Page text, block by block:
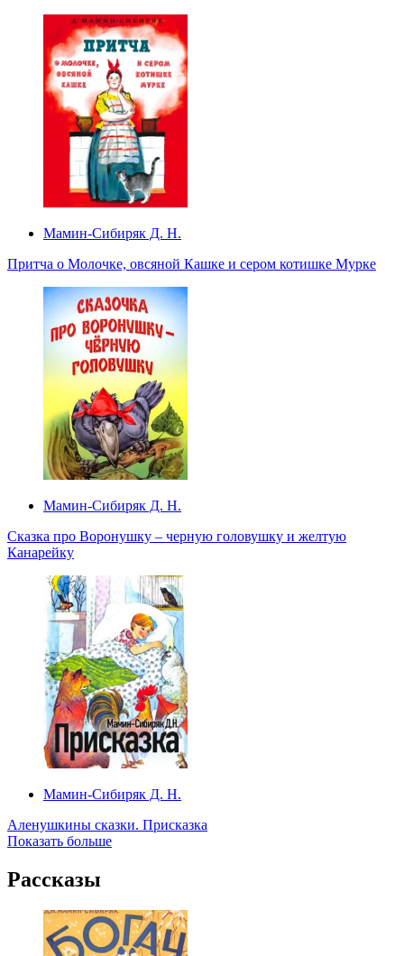
Мамин-Сибиряк Д. Н.
Притча о Молочке, овсяной Кашке и сером котишке Мурке
Мамин-Сибиряк Д. Н.
Сказка про Воронушку – черную головушку и желтую
Канарейку
Мамин-Сибиряк Д. Н.
Аленушкины сказки. Присказка
Показать больше
Рассказы